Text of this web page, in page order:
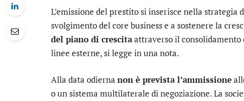
L’emissione del prestito si inserisce nella
svolgimento del core business e a sostenere la
del piano di crescitaattraverso il consolidamento
linee esterne, si legge in una nota.
Alla data odierna non è prevista l’ammissione
o un sistema multilaterale di negoziazione. La